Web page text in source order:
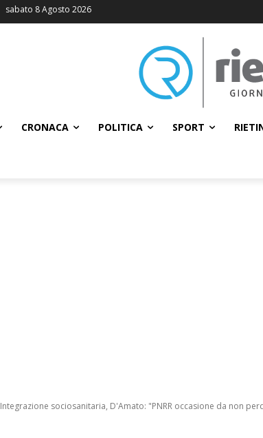
sabato 8 Agosto 2026
CRONACA POLITICA SPORT
Integrazione sociosanitaria, D'Amato: "PNRR occasione da non